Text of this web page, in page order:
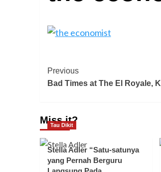
Previous
Bad Times at The El Royale,
Miss it?
Tau Dikit
Stella Adler “Satu-satunya
yang Pernah Berguru